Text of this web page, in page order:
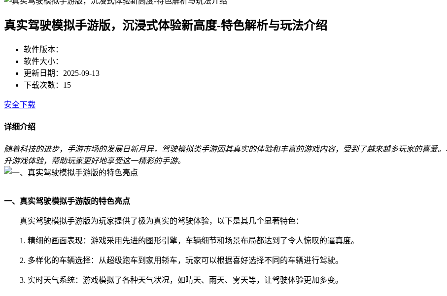
真实驾驶模拟手游版，沉浸式体验新高度-特色解析与玩法介绍
软件版本：
软件大小：
更新日期：2025-09-13
下载次数：15
安全下载
详细介绍
随着科技的进步，手游市场的发展日新月异，驾驶模拟类手游因其真实的体验和丰富的游戏内容，受到了越来越多玩家的喜爱
升游戏体验，帮助玩家更好地享受这一精彩的手游。
一、真实驾驶模拟手游版的特色亮点
真实驾驶模拟手游版为玩家提供了极为真实的驾驶体验，以下是其几个显著特色：
1. 精细的画面表现：游戏采用先进的图形引擎，车辆细节和场景布局都达到了令人惊叹的逼真度。
2. 多样化的车辆选择：从超级跑车到家用轿车，玩家可以根据喜好选择不同的车辆进行驾驶。
3. 实时天气系统：游戏模拟了各种天气状况，如晴天、雨天、雾天等，让驾驶体验更加多变。